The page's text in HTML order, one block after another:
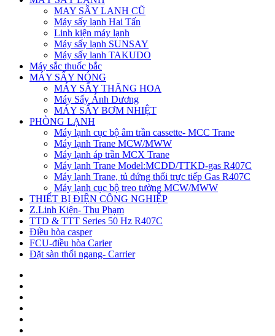
MAY SÂY LANH CŨ
Máy sấy lạnh Hai Tấn
Linh kiện máy lạnh
Máy sấy lạnh SUNSAY
Máy sấy lanh TAKUDO
Máy sắc thuốc bắc
MÁY SẤY NÓNG
MÁY SẤY THĂNG HOA
Máy Sấy Ánh Dương
MÁY SẤY BƠM NHIỆT
PHÒNG LẠNH
Máy lạnh cục bộ âm trần cassette- MCC Trane
Máy lạnh Trane MCW/MWW
Máy lạnh áp trần MCX Trane
Máy lạnh Trane Model:MCDD/TTKD-gas R407C
Máy lạnh Trane, tủ đứng thổi trực tiếp Gas R407C
Máy lạnh cục bộ treo tường MCW/MWW
THIẾT BỊ ĐIỆN CÔNG NGHIỆP
Z.Linh Kiện- Thu Phạm
TTD & TTT Series 50 Hz R407C
Điều hòa casper
FCU-điều hòa Carier
Đặt sàn thổi ngang- Carrier